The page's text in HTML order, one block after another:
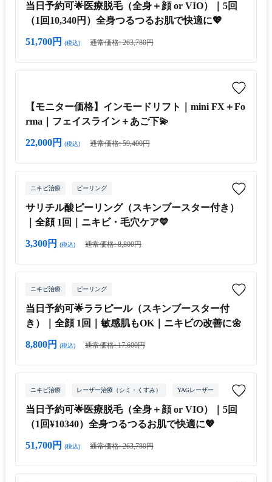
当日予約可🌟医療脱毛（全身＋顔 or VIO）｜5回
（1回10,340円）全身つるつるお肌で快適に💖
51,700円 (税込) 通常価格: 263,780円
【モニター価格】インモードリフト｜mini FX＋Fo
rma｜フェイスライン＋あご下💫
22,000円 (税込) 通常価格: 59,400円
ニキビ治療 ピーリング
サリチル酸ピーリング（スキンブースター付き）
｜全顔 1回｜ニキビ・毛穴ケア💙
3,300円 (税込) 通常価格: 8,800円
ニキビ治療 ピーリング
当日予約可🌟ララピール（スキンブースター付
き）｜全顔 1回｜敏感肌もOK｜ニキビの改善に🌼
8,800円 (税込) 通常価格: 17,600円
ニキビ治療 レーザー治療（シミ・くすみ） YAGレーザー
当日予約可🌟医療脱毛（全身＋顔 or VIO）｜5回
（1回¥10340）全身つるつるお肌で快適に💖
51,700円 (税込) 通常価格: 263,780円